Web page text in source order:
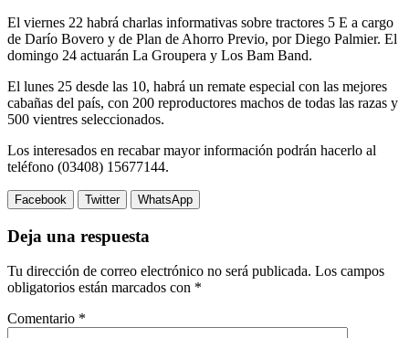
El viernes 22 habrá charlas informativas sobre tractores 5 E a cargo
de Darío Bovero y de Plan de Ahorro Previo, por Diego Palmier. El
domingo 24 actuarán La Groupera y Los Bam Band.
El lunes 25 desde las 10, habrá un remate especial con las mejores
cabañas del país, con 200 reproductores machos de todas las razas y
500 vientres seleccionados.
Los interesados en recabar mayor información podrán hacerlo al
teléfono (03408) 15677144.
Facebook Twitter WhatsApp
Deja una respuesta
Tu dirección de correo electrónico no será publicada. Los campos
obligatorios están marcados con *
Comentario *